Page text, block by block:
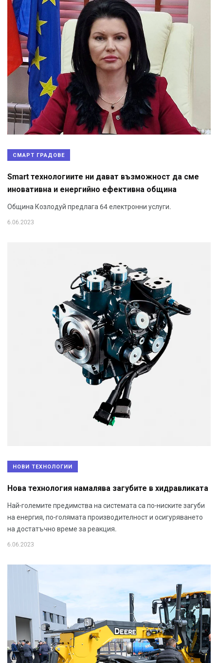
СМАРТ ГРАДОВЕ
Smart технологиите ни дават възможност да сме
иновативна и енергийно ефективна община
Община Козлодуй предлага 64 електронни услуги.
6.06.2023
НОВИ ТЕХНОЛОГИИ
Нова технология намалява загубите в хидравликата
Най-големите предимства на системата са по-ниските загуби
на енергия, по-голямата производителност и осигуряването
на достатъчно време за реакция.
6.06.2023